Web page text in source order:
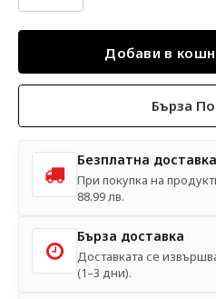
Бърза
Безплатна доставка
При покупка на
88.99 лв.
Бърза доставка
Доставката се
(1–3 дни).